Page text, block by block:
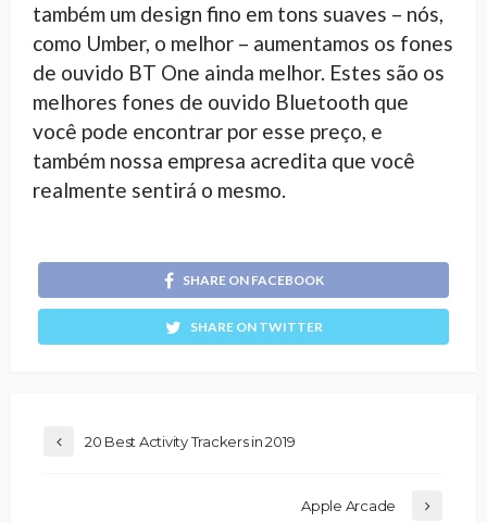
também um design fino em tons suaves – nós,
como Umber, o melhor – aumentamos os fones
de ouvido BT One ainda melhor. Estes são os
melhores fones de ouvido Bluetooth que
você pode encontrar por esse preço, e
também nossa empresa acredita que você
realmente sentirá o mesmo.
SHARE ON FACEBOOK
SHARE ON TWITTER
20 Best Activity Trackers in 2019
Apple Arcade